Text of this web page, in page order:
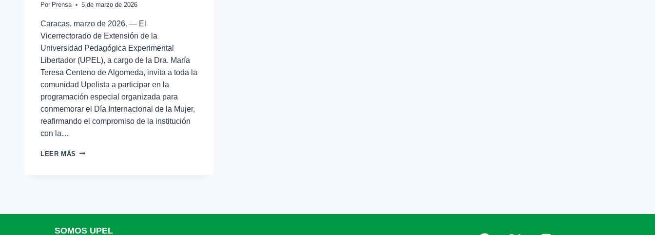
Por Prensa 5 de marzo de 2026
Caracas, marzo de 2026. — El
Vicerrectorado de Extensión de la
Universidad Pedagógica Experimental
Libertador (UPEL), a cargo de la Dra. María
Teresa Centeno de Algomeda, invita a toda la
comunidad Upelista a participar en la
programación especial organizada para
conmemorar el Día Internacional de la Mujer,
reafirmando el compromiso de la institución
con la…
LEER MÁS
SOMOS UPEL